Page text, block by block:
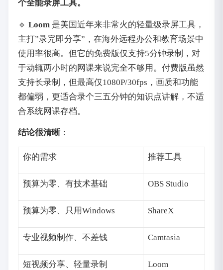
个全能录屏工具。
🔹 Loom 是美国近年来非常火的轻量级录屏工具，
主打”录完即分享”，在海外远程办公和教育场景中
使用率很高。但它的免费版仅支持5分钟录制，对
于动辄两小时的网课来说完全不够用。付费版虽然
支持长录制，但最高仅1080P/30fps，画质和功能
都偏弱，更适合录个三五分钟的知识点讲解，不适
合系统网课存档。
结论很清晰：
你的需求 推荐工具
预算为零、有技术基础 OBS Studio
预算为零、只用Windows ShareX
专业视频制作、不差钱 Camtasia
短视频分享、轻量录制 Loom